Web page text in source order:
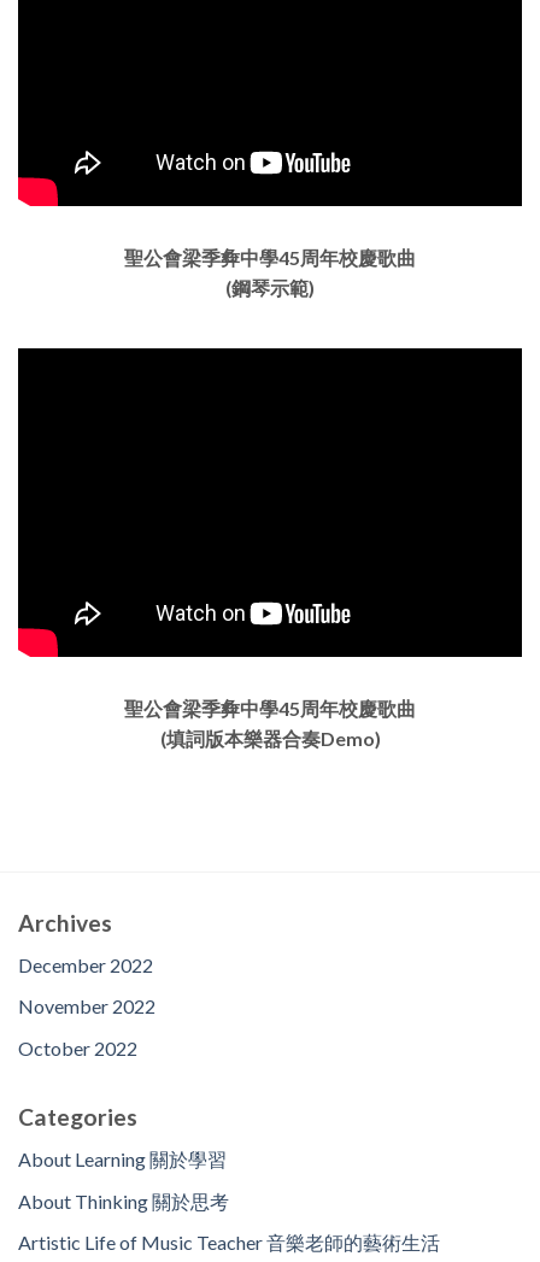
聖公會梁季彜中學45周年校慶歌曲
(鋼琴示範)
聖公會梁季彜中學45周年校慶歌曲
(填詞版本樂器合奏Demo)
Archives
December 2022
November 2022
October 2022
Categories
About Learning 關於學習
About Thinking 關於思考
Artistic Life of Music Teacher 音樂老師的藝術生活